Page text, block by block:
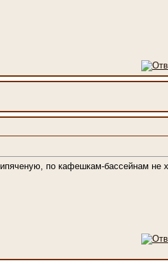
по кафешкам-бассейнам не